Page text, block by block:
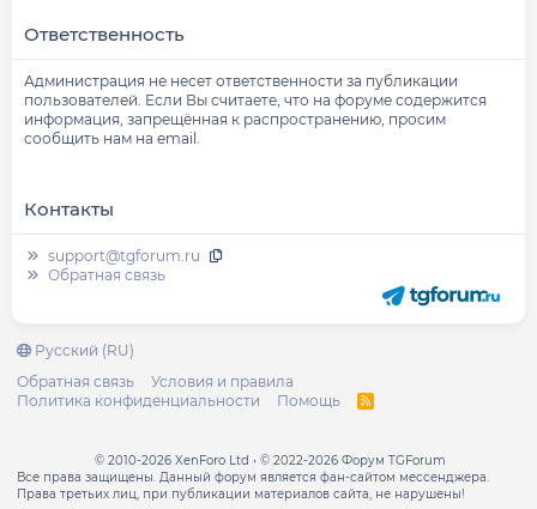
Ответственность
Администрация не несет ответственности за публикации
пользователей. Если Вы считаете, что на форуме содержится
информация, запрещённая к распространению, просим
сообщить нам на email.
Контакты
support@tgforum.ru
Обратная связь
Русский (RU)
Обратная связь
Условия и правила
Политика конфиденциальности
Помощь
R
© 2010-2026 XenForo Ltd
© 2022-2026 Форум TGForum
Все права защищены. Данный форум является фан-сайтом мессенджера.
Права третьих лиц, при публикации материалов сайта, не нарушены!